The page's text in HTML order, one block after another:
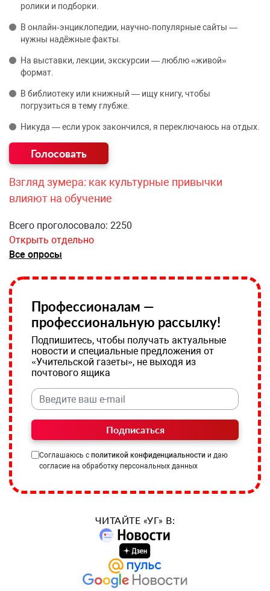
ролики и подборки.
В онлайн‑энциклопедии, научно‑популярные сайты —
нужны надёжные факты.
На выставки, лекции, экскурсии — люблю «живой»
формат.
В библиотеку или книжный — ищу книгу, чтобы
погрузиться в тему глубже.
Никуда — если урок закончился, я переключаюсь на отдых.
Взгляд зумера: как культурные привычки
влияют на обучение
Всего проголосовало: 2250
Открыть отдельно
Все опросы
Профессионалам —
профессиональную рассылку!
Подпишитесь, чтобы получать актуальные
новости и специальные предложения от
«Учительской газеты», не выходя из
почтового ящика
Подписаться
Соглашаюсь с политикой конфиденциальности и даю
согласие на обработку персональных данных
ЧИТАЙТЕ «УГ» В: